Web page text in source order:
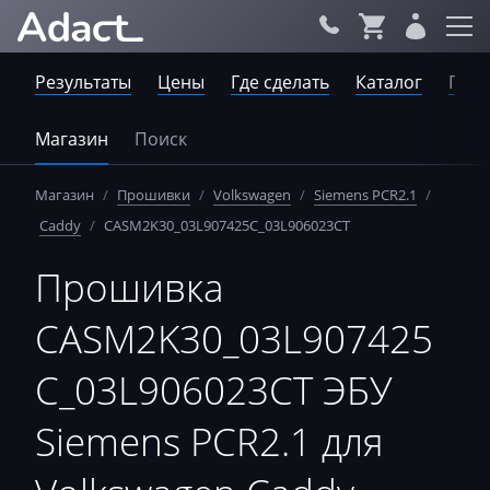
Результаты Цены Где сделать Каталог
Магазин Поиск
Магазин / Прошивки / Volkswagen / Siemens PCR2.1 /
Caddy / CASM2K30_03L907425C_03L906023CT
Прошивка
CASM2K30_03L907425
C_03L906023CT ЭБУ
Siemens PCR2.1 для